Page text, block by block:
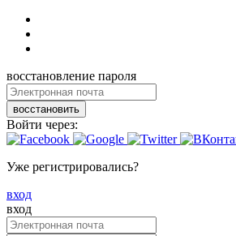
восстановление пароля
восстановить
Войти через:
Уже регистрировались?
вход
вход